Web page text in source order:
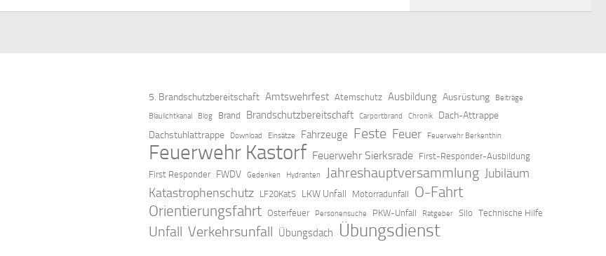
5. Brandschutzbereitschaft Amtswehrfest Atemschutz Ausbildung Ausrüstung
Beiträge
Blaulichtkanal
Blog Brand Brandschutzbereitschaft Carportbrand Chronik
Dach-Attrappe
Dachstuhlattrappe
Download Einsätze Fahrzeuge Feste Feuer Feuerwehr Berkenthin
Feuerwehr Kastorf Feuerwehr Sierksrade
First-Responder-Ausbildung
First Responder
FWDV Gedenken Hydranten Jahreshauptversammlung Jubiläum
Katastrophenschutz
LF20KatS LKW Unfall Motorradunfall
O-Fahrt
Orientierungsfahrt Osterfeuer Personensuche PKW-Unfall Ratgeber Silo Technische Hilfe
Unfall Verkehrsunfall Übungsdach Übungsdienst